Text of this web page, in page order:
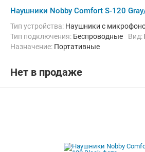
Наушники Nobby Comfort S-120
Тип устройства: Наушники с
Тип подключения: Беспроводные Вид:
Назначение: Портативные
Нет в продаже